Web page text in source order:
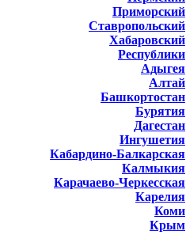
Приморский
Ставропольский
Хабаровский
Республики
Адыгея
Алтай
Башкортостан
Бурятия
Дагестан
Ингушетия
Кабардино-Балкарская
Калмыкия
Карачаево-Черкесская
Карелия
Коми
Крым